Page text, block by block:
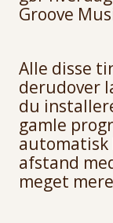
Groove
Alle disse
derudover
du
gamle
automatisk
afstand
meget